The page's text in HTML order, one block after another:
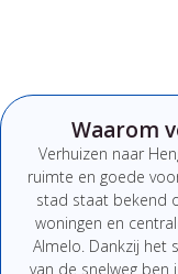
Waarom
Verhuizen naar
ruimte en goede
stad staat bekend
woningen en
Almelo. Dankzij het
van de snelweg ben